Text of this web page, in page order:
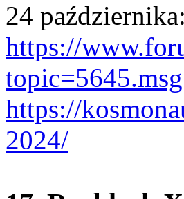
24 października:
https://
https://
2024/